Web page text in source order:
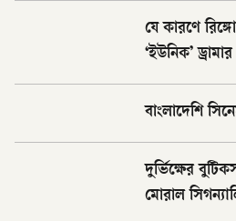
যে কারণে
‘ইউনিক’ ড্রামার
বাংলাদেশি
দুর্ভিক্ষের
মোরাল